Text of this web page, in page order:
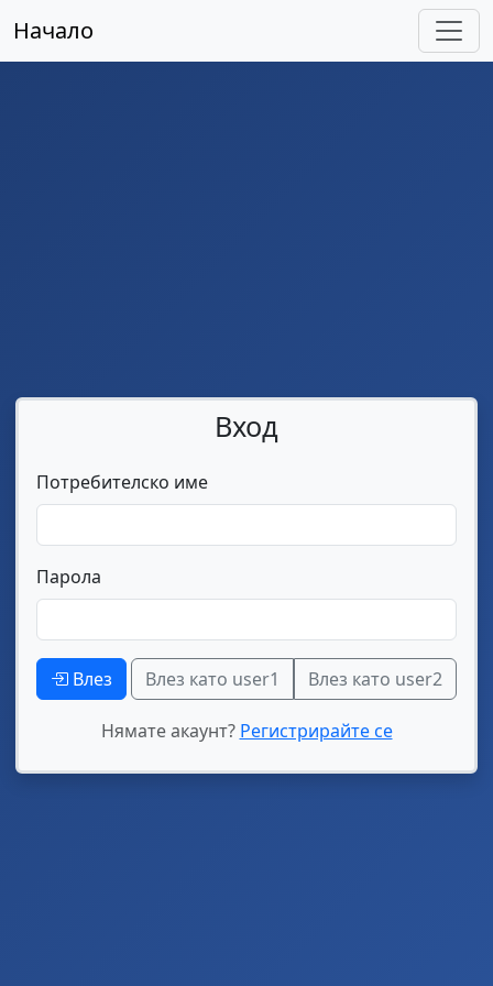
Начало
Вход
Потребителско име
Парола
Влез Влез като user1 Влез като user2
Нямате акаунт? Регистрирайте се